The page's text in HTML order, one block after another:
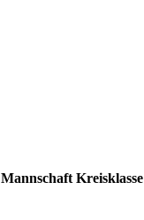
Mannschaft Kreisklasse